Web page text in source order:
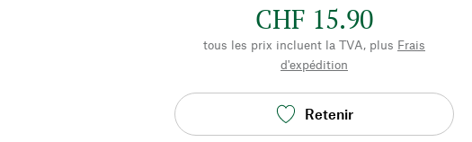
CHF 15.90
tous les prix incluent la TVA, plus Frais
d'expédition
Retenir